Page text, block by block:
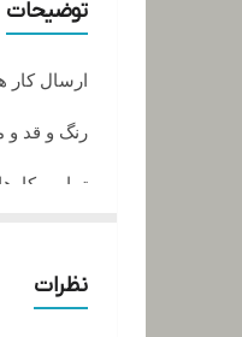
توضیحات
ارسال کار ها بستگی
رنگ و قد و
تمامی
در صورت
نظرات